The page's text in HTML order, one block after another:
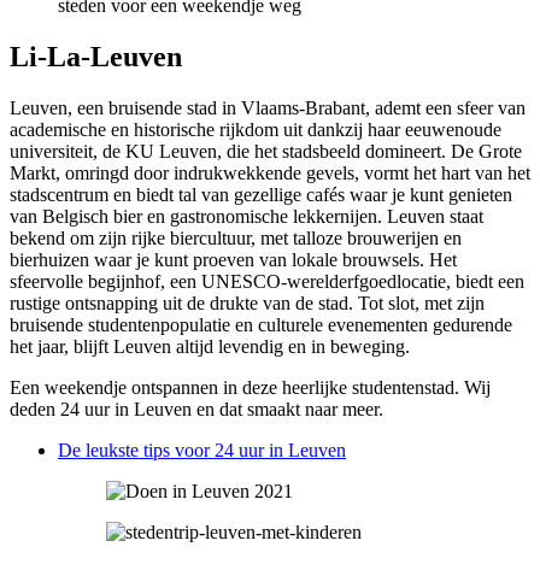
Li-La-Leuven
Leuven, een bruisende stad in Vlaams-Brabant, ademt een sfeer van
academische en historische rijkdom uit dankzij haar eeuwenoude
universiteit, de KU Leuven, die het stadsbeeld domineert. De Grote
Markt, omringd door indrukwekkende gevels, vormt het hart van het
stadscentrum en biedt tal van gezellige cafés waar je kunt genieten
van Belgisch bier en gastronomische lekkernijen. Leuven staat
bekend om zijn rijke biercultuur, met talloze brouwerijen en
bierhuizen waar je kunt proeven van lokale brouwsels. Het
sfeervolle begijnhof, een UNESCO-werelderfgoedlocatie, biedt een
rustige ontsnapping uit de drukte van de stad. Tot slot, met zijn
bruisende studentenpopulatie en culturele evenementen gedurende
het jaar, blijft Leuven altijd levendig en in beweging.
Een weekendje ontspannen in deze heerlijke studentenstad. Wij
deden 24 uur in Leuven en dat smaakt naar meer.
De leukste tips voor 24 uur in Leuven